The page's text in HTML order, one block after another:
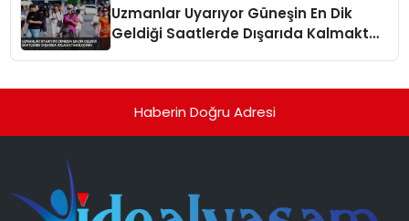
Uzmanlar Uyarıyor Güneşin En Dik
Geldiği Saatlerde Dışarıda Kalmaktan
Haberin Doğru Adresi